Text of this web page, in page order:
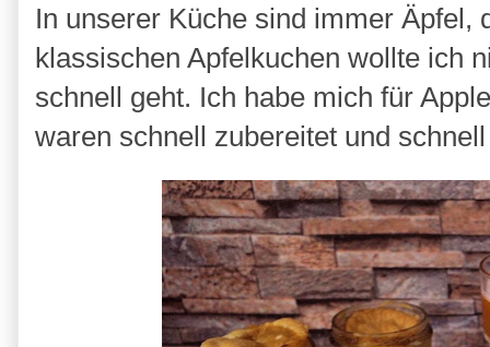
In unserer Küche sind immer Äpfel,
klassischen Apfelkuchen wollte ich
schnell geht. Ich habe mich für
waren schnell zubereitet und